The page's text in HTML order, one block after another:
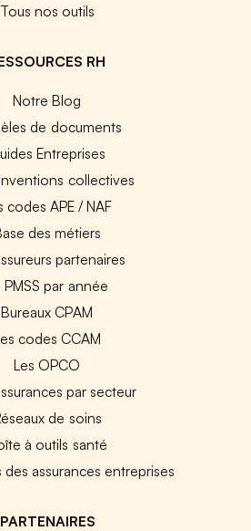
Tous nos outils
RH
Notre Blog
de documents
Entreprises
collectives
codes APE / NAF
des métiers
partenaires
PMSS par année
Bureaux CPAM
codes CCAM
Les OPCO
par secteur
de soins
à outils santé
des assurances entreprises
PARTENAIRES